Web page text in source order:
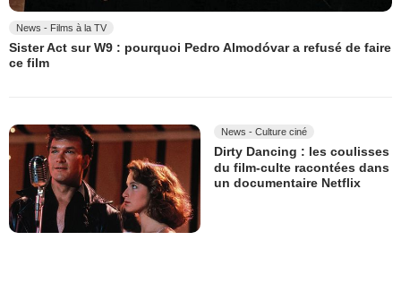
News - Films à la TV
Sister Act sur W9 : pourquoi Pedro Almodóvar a refusé de faire
ce film
News - Culture ciné
Dirty Dancing : les coulisses
du film-culte racontées dans
un documentaire Netflix